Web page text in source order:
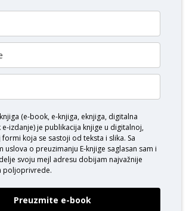
(e-book, e-knjiga, eknjiga, digitalna
e-izdanje) je publikacija knjige u digitalnoj,
koja se sastoji od teksta i slika. Sa
uslova o preuzimanju E-knjige saglasan sam i
svoju mejl adresu dobijam najvažnije
poljoprivrede.
Preuzmite e-book